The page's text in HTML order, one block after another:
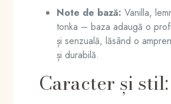
Note de bază: Vanilla,
tonka – baza adaugă o
și senzuală, lăsând o
și durabilă.
Caracter și stil: